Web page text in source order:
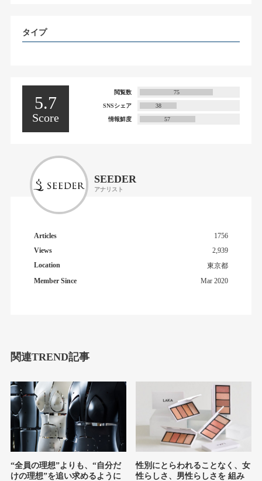
タイプ
5.7
Score
閲覧数 75
SNSシェア 38
情報鮮度 57
SEEDER
アナリスト
Articles
1756
Views
2,939
Location
東京都
Member Since
Mar 2020
関連TREND記事
“全員の理想”よりも、“自分だ
けの理想”を追い求めるように
性別にとらわれることなく、女
性らしさ、男性らしさを 組み